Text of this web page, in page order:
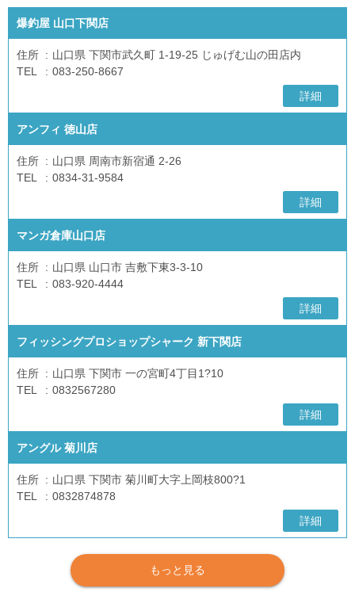
爆釣屋 山口下関店
住所
山口県 下関市武久町 1-19-25 じゅげむ山の田店内
TEL
083-250-8667
詳細
アンフィ 徳山店
住所
山口県 周南市新宿通 2-26
TEL
0834-31-9584
詳細
マンガ倉庫山口店
住所
山口県 山口市 吉敷下東3-3-10
TEL
083-920-4444
詳細
フィッシングプロショップシャーク 新下関店
住所
山口県 下関市 一の宮町4丁目1?10
TEL
0832567280
詳細
アングル 菊川店
住所
山口県 下関市 菊川町大字上岡枝800?1
TEL
0832874878
詳細
もっと見る